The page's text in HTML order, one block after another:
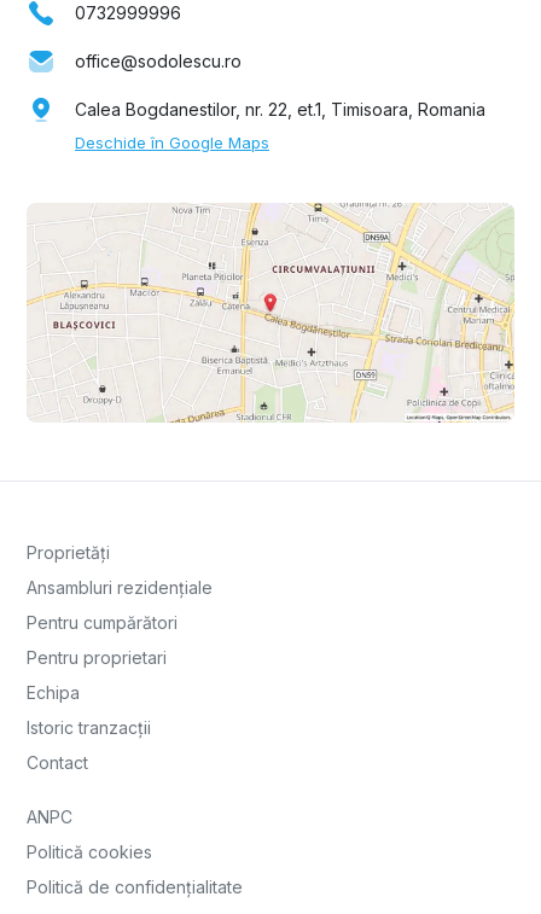
0732999996
office@sodolescu.ro
Calea Bogdanestilor, nr. 22, et.1, Timisoara, Romania
Deschide în Google Maps
Proprietăți
Ansambluri rezidențiale
Pentru cumpărători
Pentru proprietari
Echipa
Istoric tranzacții
Contact
ANPC
Politică cookies
Politică de confidențialitate